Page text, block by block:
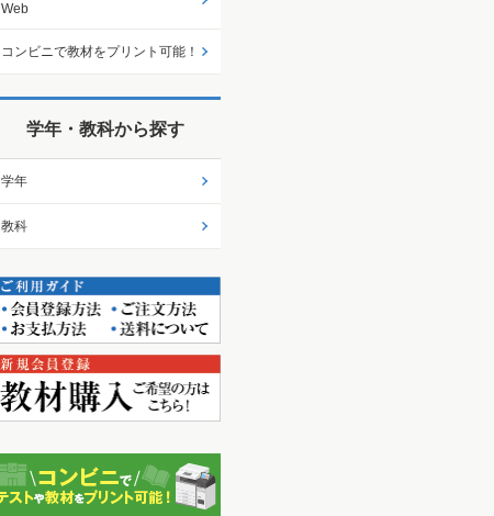
Web
コンビニで教材をプリント可能！
学年・教科から探す
学年
教科